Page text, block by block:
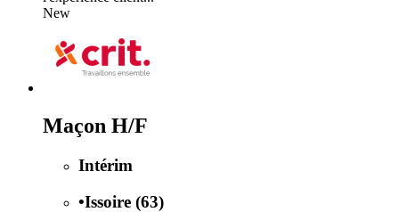
New
Maçon H/F
Intérim
•Issoire (63)